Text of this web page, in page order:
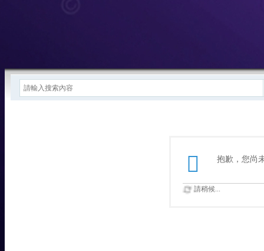
抱歉，您尚
請稍候...